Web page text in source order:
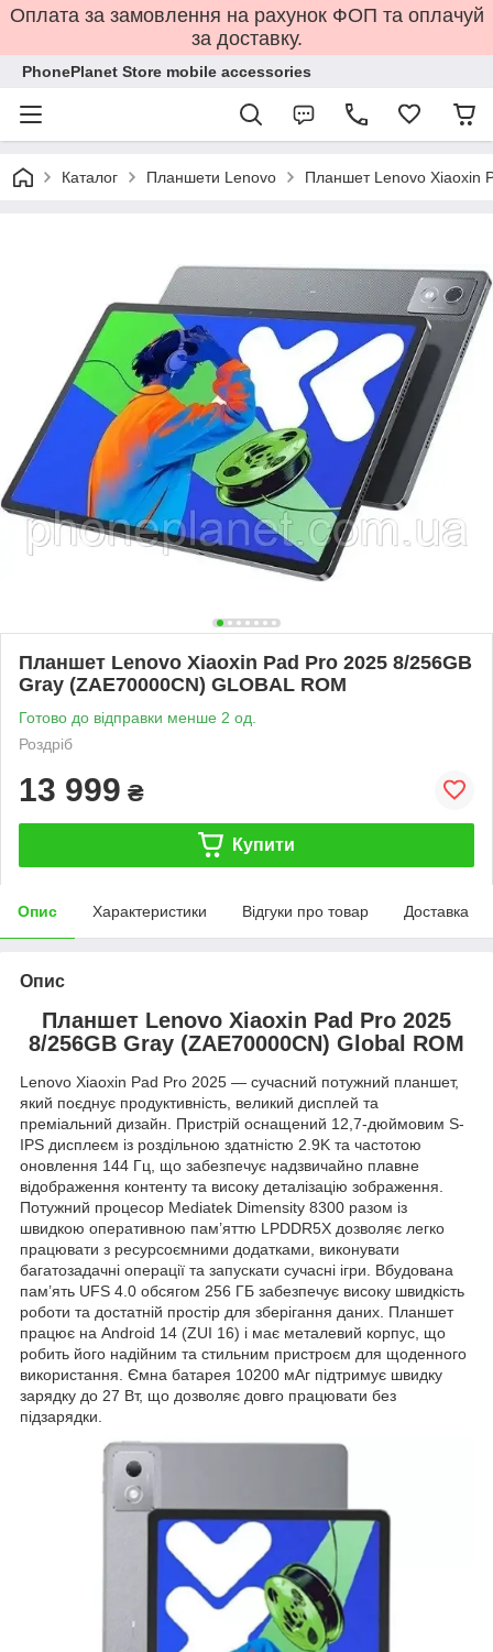
Оплата за замовлення на рахунок ФОП та оплачуй
за доставку.
PhonePlanet Store mobile accessories
Каталог Планшети Lenovo Планшет Lenovo Xiaoxin
Планшет Lenovo Xiaoxin Pad Pro 2025 8/256GB
Gray (ZAE70000CN) GLOBAL ROM
Готово до відправки менше 2 од.
Роздріб
13 999 ₴
Купити
Опис Характеристики Відгуки про товар Доставка
Опис
Планшет Lenovo Xiaoxin Pad Pro 2025
8/256GB Gray (ZAE70000CN) Global ROM
Lenovo Xiaoxin Pad Pro 2025 — сучасний потужний планшет,
який поєднує продуктивність, великий дисплей та
преміальний дизайн. Пристрій оснащений 12,7-дюймовим S-
IPS дисплеєм із роздільною здатністю 2.9K та частотою
оновлення 144 Гц, що забезпечує надзвичайно плавне
відображення контенту та високу деталізацію зображення.
Потужний процесор Mediatek Dimensity 8300 разом із
швидкою оперативною пам’яттю LPDDR5X дозволяє легко
працювати з ресурсоємними додатками, виконувати
багатозадачні операції та запускати сучасні ігри. Вбудована
пам’ять UFS 4.0 обсягом 256 ГБ забезпечує високу швидкість
роботи та достатній простір для зберігання даних. Планшет
працює на Android 14 (ZUI 16) і має металевий корпус, що
робить його надійним та стильним пристроєм для щоденного
використання. Ємна батарея 10200 мАг підтримує швидку
зарядку до 27 Вт, що дозволяє довго працювати без
підзарядки.